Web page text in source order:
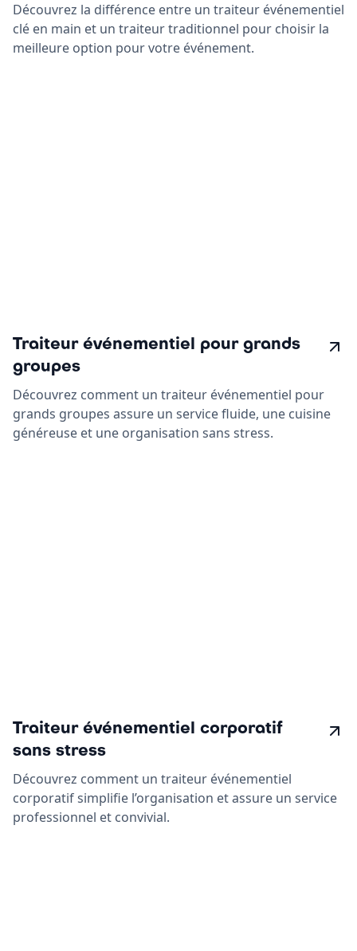
Découvrez la différence entre un traiteur événementiel
clé en main et un traiteur traditionnel pour choisir la
meilleure option pour votre événement.
Traiteur événementiel pour grands
groupes
Découvrez comment un traiteur événementiel pour
grands groupes assure un service fluide, une cuisine
généreuse et une organisation sans stress.
Traiteur événementiel corporatif
sans stress
Découvrez comment un traiteur événementiel
corporatif simplifie l’organisation et assure un service
professionnel et convivial.